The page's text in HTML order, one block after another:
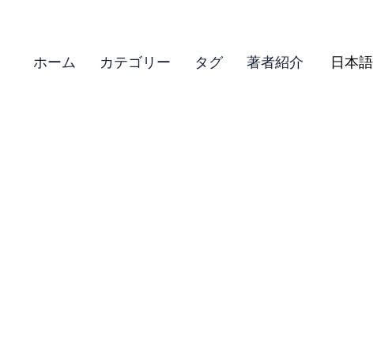
ホーム カテゴリー タグ 著者紹介